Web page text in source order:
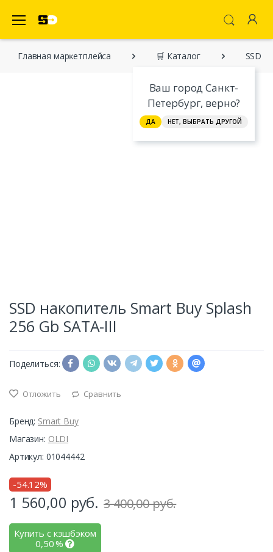
Ваш город Санкт-
Петербург, верно?
ДА НЕТ, ВЫБРАТЬ ДРУГОЙ
Главная марĸетплейса 🛒 Каталог SSD
SSD накопитель Smart Buy Splash
256 Gb SATA-III
Поделиться:
Отложить Сравнить
Бренд: Smart Buy
Магазин: OLDI
Артикул: 01044442
-54.12%
1 560,00 руб. 3 400,00 руб.
Купить с кэшбэком
0,50%